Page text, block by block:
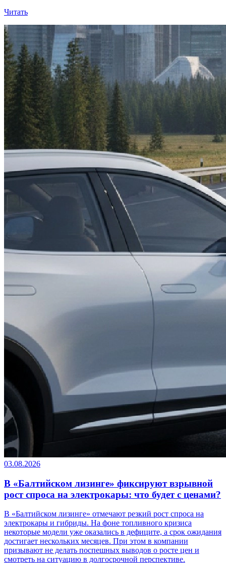
Читать
03.08.2026
В «Балтийском лизинге» фиксируют взрывной
рост спроса на электрокары: что будет с ценами?
В «Балтийском лизинге» отмечают резкий рост спроса на
электрокары и гибриды. На фоне топливного кризиса
некоторые модели уже оказались в дефиците, а срок ожидания
достигает нескольких месяцев. При этом в компании
призывают не делать поспешных выводов о росте цен и
смотреть на ситуацию в долгосрочной перспективе.